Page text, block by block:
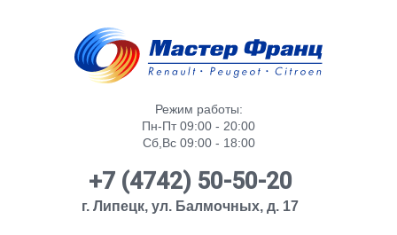
Режим работы:
Пн-Пт 09:00 - 20:00
Сб,Вс 09:00 - 18:00
+7 (4742) 50-50-20
г. Липецк, ул. Балмочных, д. 17